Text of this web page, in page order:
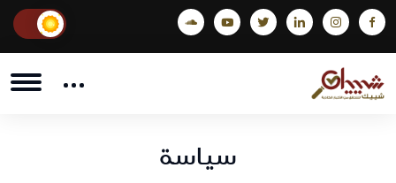
سياسة